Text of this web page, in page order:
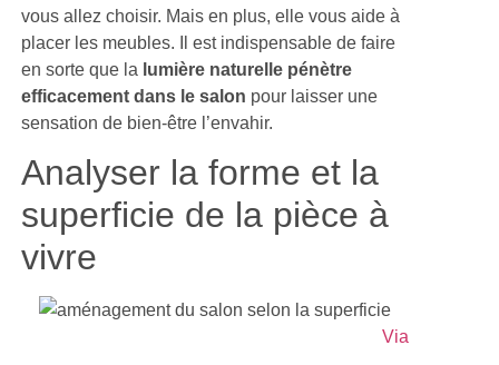
vous allez choisir. Mais en plus, elle vous aide à
placer les meubles. Il est indispensable de faire
en sorte que la lumière naturelle pénètre
efficacement dans le salon pour laisser une
sensation de bien-être l’envahir.
Analyser la forme et la
superficie de la pièce à
vivre
Via